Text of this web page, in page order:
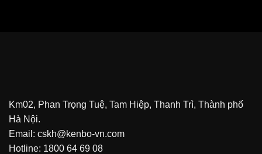
Km02, Phan Trọng Tuệ, Tam Hiệp, Thanh Trì, Thành phố
Hà Nội.
Email: cskh@kenbo-vn.com
Hotline: 1800 64 69 08